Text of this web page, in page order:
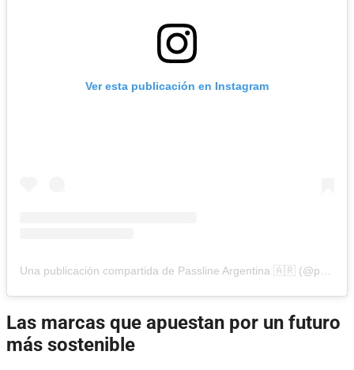
Ver esta publicación en Instagram
Las marcas que apuestan por un futuro
más sostenible